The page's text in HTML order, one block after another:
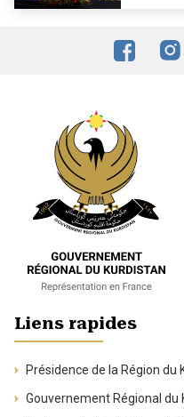
Liens rapides
Présidence de la Région du
Gouvernement Régional du